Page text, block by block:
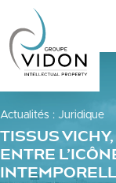
Actualités : Juridique
TISSUS
ENTRE